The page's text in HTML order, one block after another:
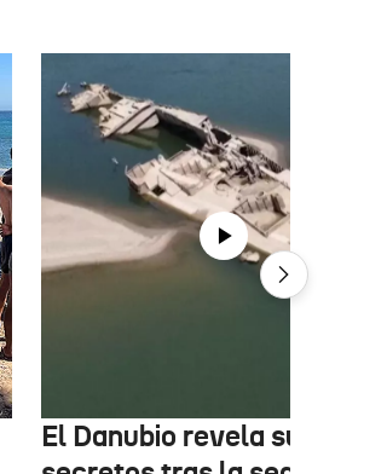
El Danubio revela sus